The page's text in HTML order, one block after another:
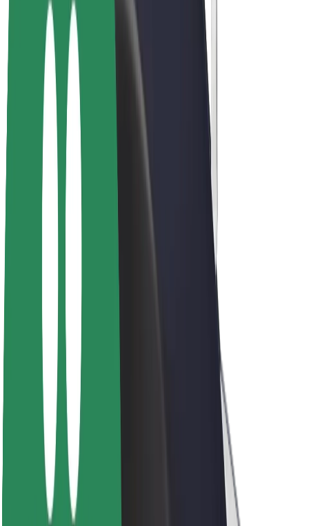
Sofőrök
Sofőr kereset
Futárok
Futár kereset
Bolt Food kereskedők
Flották
Franchise-ok
A Bolt-ról
Brand
Küldetés
Befektetői kapcsolatok
Vezetőség
Márka
Média
Urban Fund
Biztonság